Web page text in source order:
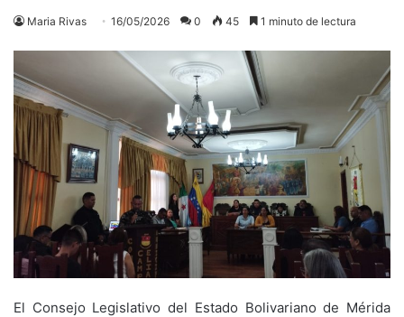
Maria Rivas 16/05/2026 0 45 1 minuto de lectura
El Consejo Legislativo del Estado Bolivariano de Mérida